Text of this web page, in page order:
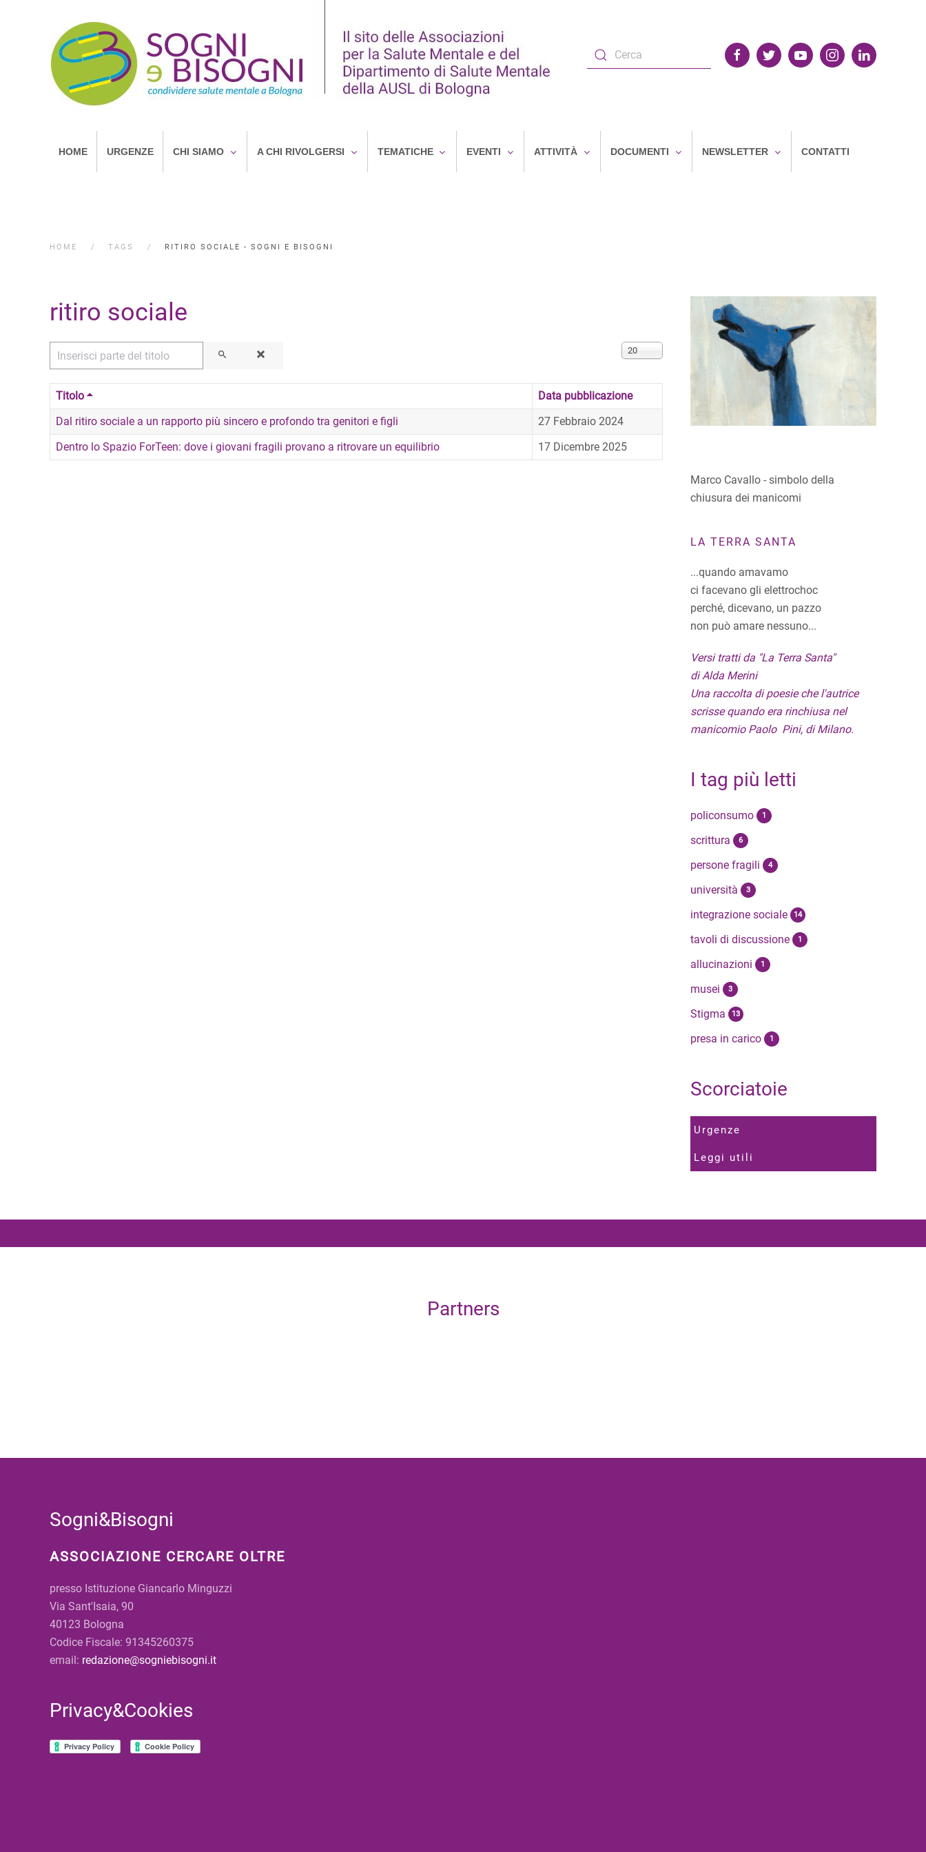
HOME URGENZE CHI SIAMO A CHI RIVOLGERSI TEMATICHE EVENTI ATTIVITÀ DOCUMENTI NEWSLETTER CONTATTI
HOME TAGS RITIRO SOCIALE - SOGNI E BISOGNI
ritiro sociale
Inserisci parte del titolo Visualizza n.
20
Titolo
Data pubblicazione
Dal ritiro sociale a un rapporto più sincero e profondo tra genitori e figli
27 Febbraio 2024
Dentro lo Spazio ForTeen: dove i giovani fragili provano a ritrovare un equilibrio
17 Dicembre 2025
Marco Cavallo - simbolo della
chiusura dei manicomi
LA TERRA SANTA
...quando amavamo
ci facevano gli elettrochoc
perché, dicevano, un pazzo
non può amare nessuno...
Versi tratti da "La Terra Santa"
di Alda Merini
Una raccolta di poesie che l'autrice
scrisse quando era rinchiusa nel
manicomio Paolo Pini, di Milano.
I tag più letti
policonsumo 1
scrittura 6
persone fragili 4
università 3
integrazione sociale 14
tavoli di discussione 1
allucinazioni 1
musei 3
Stigma 13
presa in carico 1
Scorciatoie
Urgenze
Leggi utili
Partners
Sogni&Bisogni
ASSOCIAZIONE CERCARE OLTRE
presso Istituzione Giancarlo Minguzzi
Via Sant'Isaia, 90
40123 Bologna
Codice Fiscale: 91345260375
email: redazione@sogniebisogni.it
Privacy&Cookies